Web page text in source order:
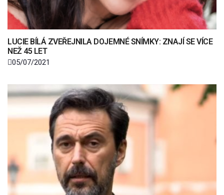
LUCIE BÍLÁ ZVEŘEJNILA DOJEMNÉ SNÍMKY: ZNAJÍ SE VÍCE
NEŽ 45 LET
05/07/2021